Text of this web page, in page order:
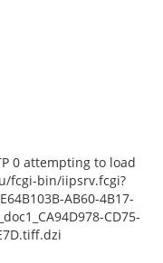
0 attempting to load
fcgi-bin/iipsrv.fcgi?
AB60-4B17-
CD75-